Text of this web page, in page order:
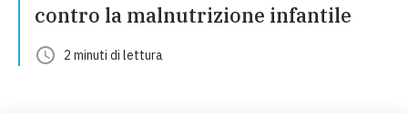
contro la malnutrizione infantile
2 minuti di lettura